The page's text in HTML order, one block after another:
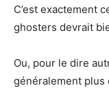
C’est exactement
ghosters devrait
Ou, pour le dire
généralement plus